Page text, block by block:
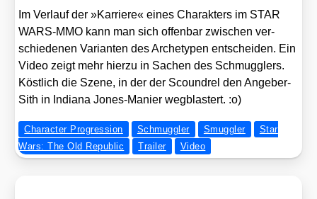
Im Ver­lauf der »Kar­rie­re« eines Cha­rak­ters im STAR
WARS-MMO kann man sich offen­bar zwi­schen ver­
schie­de­nen Vari­an­ten des Arche­ty­pen ent­schei­den. Ein
Video zeigt mehr hier­zu in Sachen des Schmugg­lers.
Köst­lich die Sze­ne, in der der Scound­rel den Ange­ber-
Sith in India­na Jones-Manier weg­blas­tert. :o)
Character Progression Schmuggler Smuggler
Star
Wars: The Old Republic
Trailer Video